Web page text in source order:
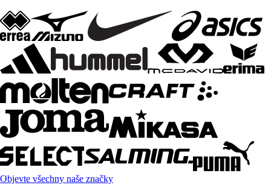
Objevte všechny naše značky